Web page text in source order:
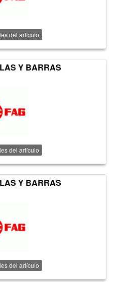
del artículo
Y BARRAS
del artículo
Y BARRAS
del artículo